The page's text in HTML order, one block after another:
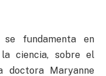
se fundamenta en
la ciencia, sobre el
doctora Maryanne